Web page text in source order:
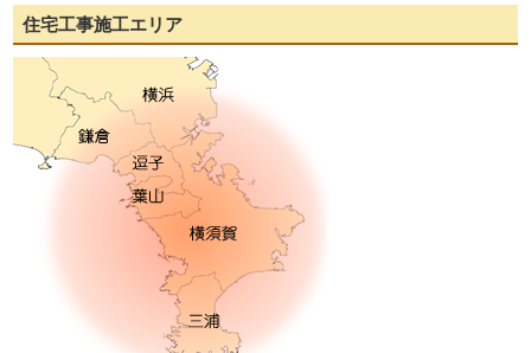
住宅工事施工エリア